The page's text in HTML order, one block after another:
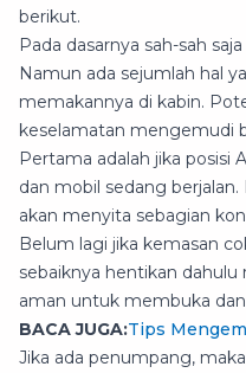
berikut.
Pada dasarnya sah-sah
Namun ada sejumlah hal
memakannya di kabin.
keselamatan mengemudi
Pertama adalah jika posisi
dan mobil sedang
akan menyita sebagian
Belum lagi jika kemasan
sebaiknya hentikan dahulu
aman untuk membuka
BACA JUGA:Tips
Jika ada penumpang,